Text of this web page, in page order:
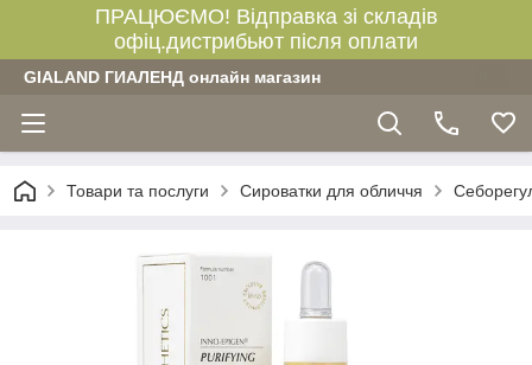
ПРАЦЮЄМО! Відправка зі складів
офіц.дистрибьют після оплати
GIALAND ГИАЛЕНД онлайн магазин
Товари та послуги Сироватки для обличчя